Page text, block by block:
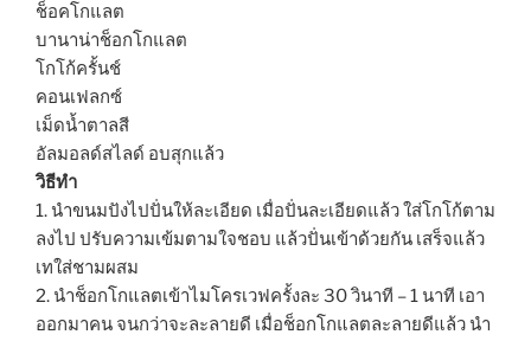
ช็อคโกแลต
บานาน่าช็อกโกแลต
โกโก้ครั้นช์
คอนเฟลกซ์
เม็ดน้ำตาลสี
อัลมอลด์สไลด์ อบสุกแล้ว
วิธีทำ
1. นำขนมปังไปปั่นให้ละเอียด เมื่อปั่นละเอียดแล้ว ใส่โกโก้ตาม
ลงไป ปรับความเข้มตามใจชอบ แล้วปั่นเข้าด้วยกัน เสร็จแล้ว
เทใส่ชามผสม
2. นำช็อกโกแลตเข้าไมโครเวฟครั้งละ 30 วินาที – 1 นาที เอา
ออกมาคน จนกว่าจะละลายดี เมื่อช็อกโกแลตละลายดีแล้ว นำ